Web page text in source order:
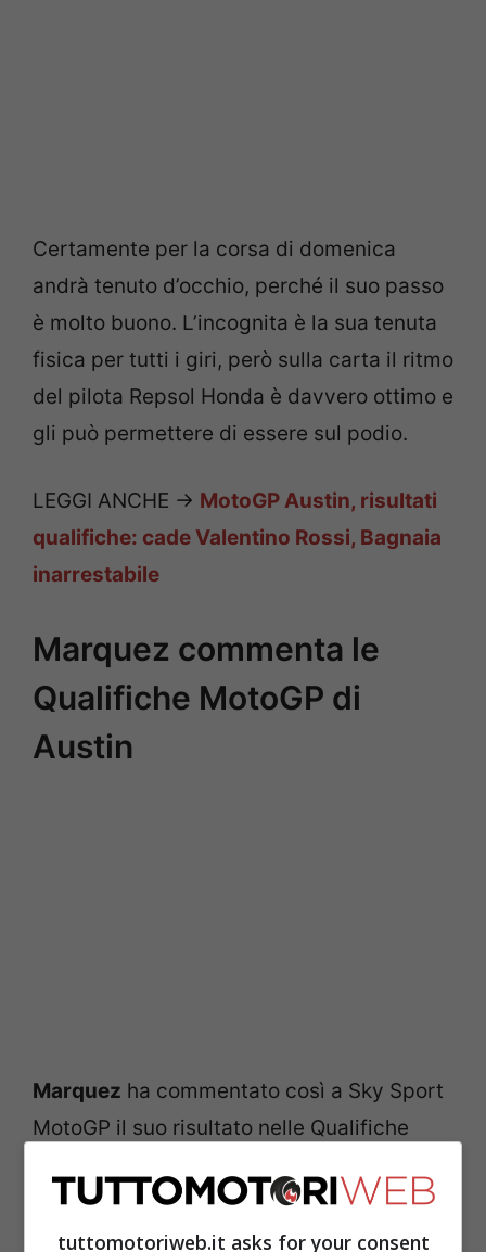
Certamente per la corsa di domenica
andrà tenuto d’occhio, perché il suo passo
è molto buono. L’incognita è la sua tenuta
fisica per tutti i giri, però sulla carta il ritmo
del pilota Repsol Honda è davvero ottimo e
gli può permettere di essere sul podio.
LEGGI ANCHE -> MotoGP Austin, risultati
qualifiche: cade Valentino Rossi, Bagnaia
inarrestabile
Marquez commenta le
Qualifiche MotoGP di
Austin
Marquez ha commentato così a Sky Sport
MotoGP il suo risultato nelle Qualifiche
contento per la prima fila. Quest’anno sul
giro secco sto facendo tanta fatica.
tuttomotoriweb.it asks for your consent